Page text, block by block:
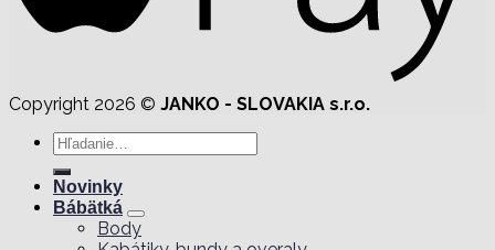
Copyright 2026 © JANKO - SLOVAKIA s.r.o.
Hľadať:
Novinky
Bábätká
Body